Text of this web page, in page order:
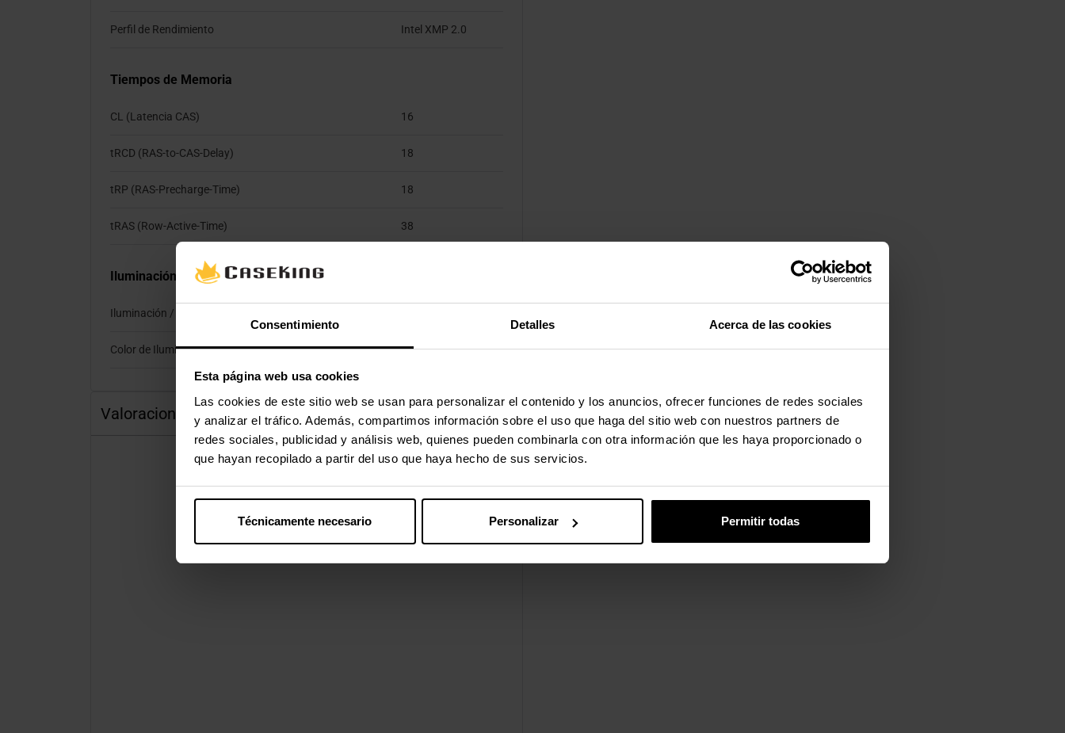
Consentimiento Detalles Acerca de las cookies
Esta página web usa cookies
Las cookies de este sitio web se usan para personalizar el contenido y los anuncios, ofrecer funciones de redes sociales
y analizar el tráfico. Además, compartimos información sobre el uso que haga del sitio web con nuestros partners de
redes sociales, publicidad y análisis web, quienes pueden combinarla con otra información que les haya proporcionado o
que hayan recopilado a partir del uso que haya hecho de sus servicios.
Técnicamente necesario Personalizar Permitir todas
Perfil de Rendimiento Intel XMP 2.0
Tiempos de Memoria
CL (Latencia CAS) 16
tRCD (RAS-to-CAS-Delay) 18
tRP (RAS-Precharge-Time) 18
tRAS (Row-Active-Time) 38
Iluminación
Iluminación / RGB
Color de Iluminación RGB
Valoraciones